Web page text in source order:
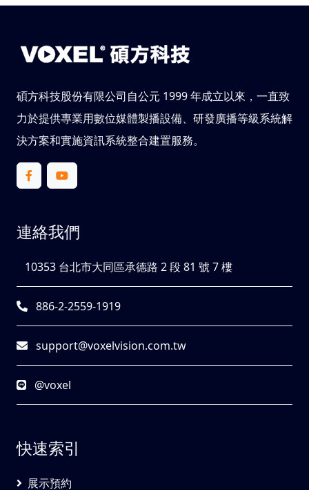
碩方科技股份有限公司自公元 1999 年成立以來，一直致
力於提供專業用數位媒體製播設備、研發廣播等級系統解
決方案和實施資訊系統整合建置服務。
連絡我們
10353 台北市大同區承德路 2 段 81 號 7 樓
886-2-2559-1919
support@voxelvision.com.tw
@voxel
快速索引
展示預約